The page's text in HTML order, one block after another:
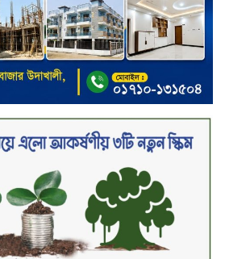
সিলেটের ওসমানীনগরে দুই বাসের
মুখোমুখি সংঘর্ষে ৮ জন নিহত
২০২৯ সালের মধ্যে বাংলাদেশের
সবচেয়ে বিশ্বস্ত, টেকসই ও ক্যাশলেস
ব্যাংক হওয়ার লক্ষ্য নিয়ে ‘ভিশন ২০২৯’
উন্মোচন করল কমিউনিটি ব্যাংক
শিক্ষার্থীদের জন্য দারাজে এক্সক্লুসিভ
ডিসকাউন্ট নিয়ে আসছে রিয়েলমি
সি১০০এক্স